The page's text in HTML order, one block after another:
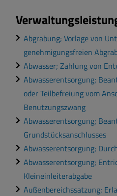
Abgrabung; Vorlage von
genehmigungsfreien
Abwasser; Zahlung von
Abwasserentsorgung;
oder Teilbefreiung vom
Benutzungszwang
Abwasserentsorgung;
Grundstücksanschlusses
Abwasserentsorgung;
Abwasserentsorgung;
Kleineinleiterabgabe
Außenbereichssatzung;